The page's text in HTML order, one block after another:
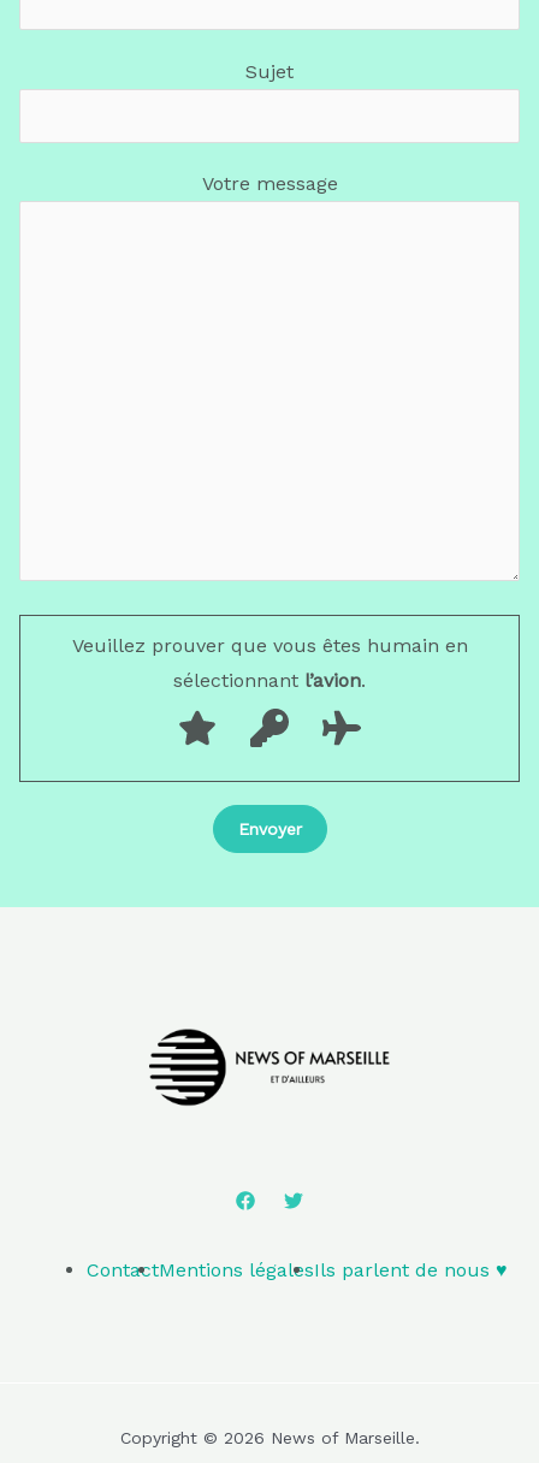
Sujet
Votre message
Veuillez prouver que vous êtes humain en
sélectionnant l’avion.
ContactMentions légalesIls parlent de nous ♥️
Copyright © 2026 News of Marseille.